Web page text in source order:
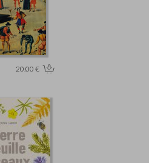
20.00 €